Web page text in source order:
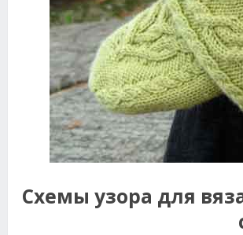
Схемы узора для